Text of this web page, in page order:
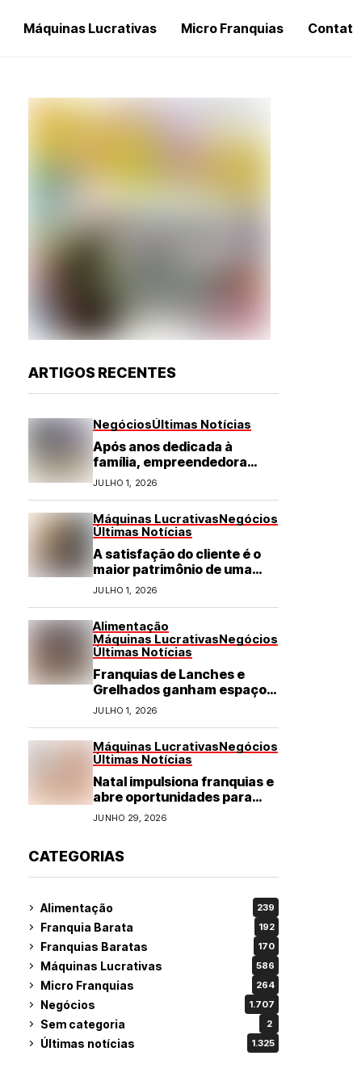
Máquinas Lucrativas Micro Franquias
ARTIGOS RECENTES
NegóciosÚltimas Notícias
Após anos dedicada à
família, empreendedora
transforma franquia de
turismo em negócio de
JULHO 1, 2026
Máquinas LucrativasNegócios
Últimas Notícias
A satisfação do cliente é o
maior patrimônio de uma
franquia
JULHO 1, 2026
Alimentação
Máquinas LucrativasNegócios
Últimas Notícias
Franquias de Lanches e
Grelhados ganham espaço
com demanda por refeições
rápidas e de qualidade
JULHO 1, 2026
Máquinas LucrativasNegócios
Últimas Notícias
Natal impulsiona franquias e
abre oportunidades para
diversos segmentos do
JUNHO 29, 2026
CATEGORIAS
Alimentação 239
Franquia Barata 192
Franquias Baratas 170
Máquinas Lucrativas 586
Micro Franquias 264
Negócios 1.707
Sem categoria 2
Últimas notícias 1.325